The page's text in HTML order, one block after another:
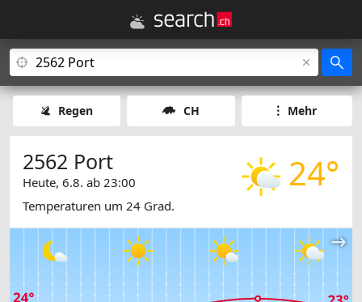
Regen CH Mehr
24°
2562 Port
Heute, 6.8. ab 23:00
Temperaturen um 24 Grad.